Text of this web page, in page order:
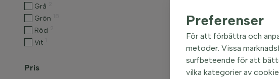
Grå
Grön
Röd
Vit
Pris
Preferenser
För att förbättra och
metoder. Vissa
surfbeteende för att
vilka kategorier av